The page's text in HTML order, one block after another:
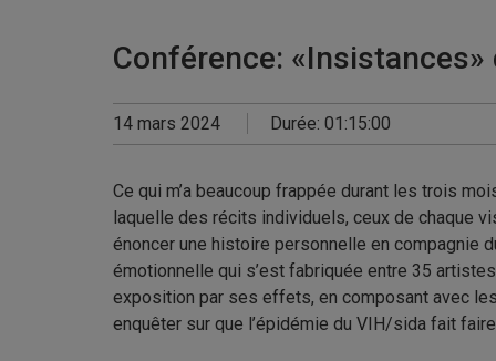
Conférence: «Insistances»
14 mars 2024 Durée: 01:15:00
Ce qui m’a beaucoup frappée durant les trois
laquelle des récits individuels, ceux de chaque
énoncer une histoire personnelle en compagnie
émotionnelle qui s’est fabriquée entre 35
exposition par ses effets, en composant avec
enquêter sur que l’épidémie du VIH/sida fait